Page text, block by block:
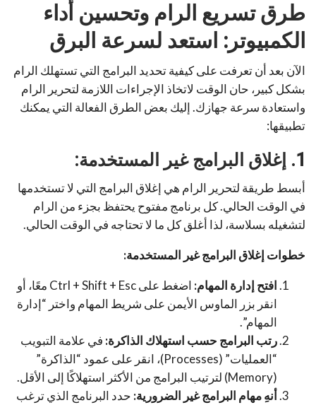
طرق تسريع الرام وتحسين أداء
الكمبيوتر: استعد لسرعة البرق
الآن بعد أن تعرفت على كيفية تحديد البرامج التي تستهلك الرام
بشكل كبير، حان الوقت لاتخاذ الإجراءات اللازمة لتحرير الرام
واستعادة سرعة جهازك. إليك بعض الطرق الفعالة التي يمكنك
تطبيقها:
1. إغلاق البرامج غير المستخدمة:
أبسط طريقة لتحرير الرام هي إغلاق البرامج التي لا تستخدمها
في الوقت الحالي. كل برنامج مفتوح يحتفظ بجزء من الرام
لتشغيله بسلاسة، لذا أغلق كل ما لا تحتاجه في الوقت الحالي.
خطوات إغلاق البرامج غير المستخدمة:
افتح إدارة المهام:
اضغط على Ctrl + Shift + Esc معًا، أو
انقر بزر الماوس الأيمن على شريط المهام واختر “إدارة
المهام”.
رتب البرامج حسب استهلاك الذاكرة: في علامة التبويب
“العمليات” (Processes)، انقر على عمود “الذاكرة”
(Memory) لترتيب البرامج من الأكثر استهلاكًا إلى الأقل.
أنهِ مهام البرامج غير الضرورية: حدد البرنامج الذي ترغب